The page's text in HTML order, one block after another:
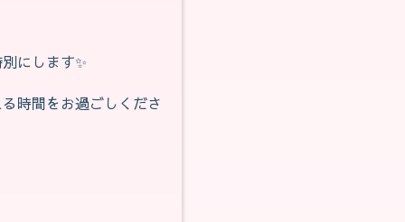
にします✨️
時間をお過ごしくださ